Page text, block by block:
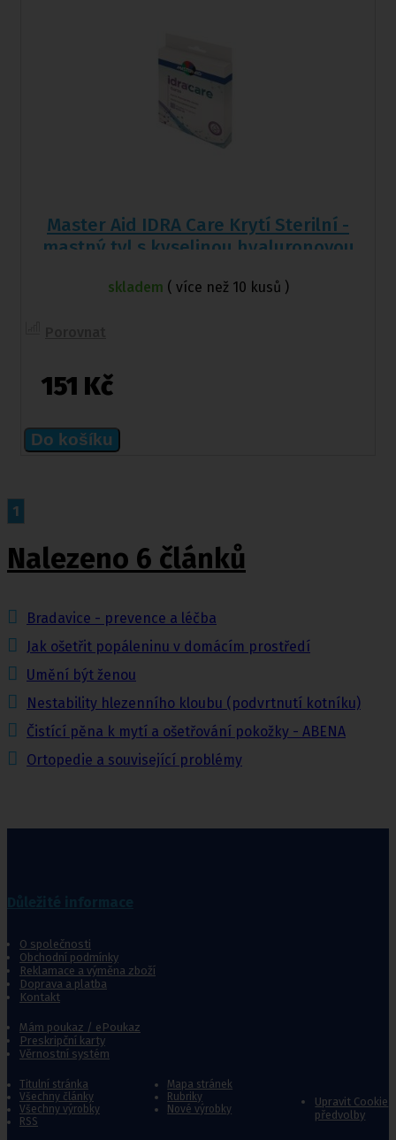
Master Aid IDRA Care Krytí Sterilní -
mastný tyl s kyselinou hyaluronovou
skladem ( více než 10 kusů )
151 Kč
Do košíku
1
Nalezeno 6 článků
Bradavice - prevence a léčba
Jak ošetřit popáleninu v domácím prostředí
Umění být ženou
Nestability hlezenního kloubu (podvrtnutí kotníku)
Čistící pěna k mytí a ošetřování pokožky - ABENA
Ortopedie a související problémy
O společnosti
Obchodní podmínky
Reklamace a výměna zboží
Doprava a platba
Kontakt
Mám poukaz / ePoukaz
Preskripční karty
Věrnostní systém
Titulní stránka
Mapa stránek
Všechny články
Rubriky
Všechny výrobky
Nové výrobky
RSS
Upravit Cookie
předvolby